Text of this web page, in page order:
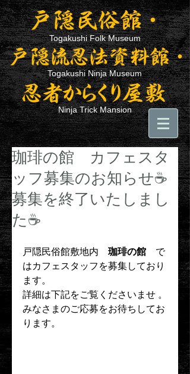
Togakushi Folk Museum
Togakushi Ninja Museum
Ninja Trick Mansion
珈琲の館 カフェスタ
ッフ募集のお知らせ☕
募集を終了いたしまし
た☕
戸隠民俗館敷地内 珈琲の館 で
はカフェスタッフを募集しており
ます。
詳細は下記をご覧くださいませ 。
みなさまのご応募をお待ちしてお
ります。